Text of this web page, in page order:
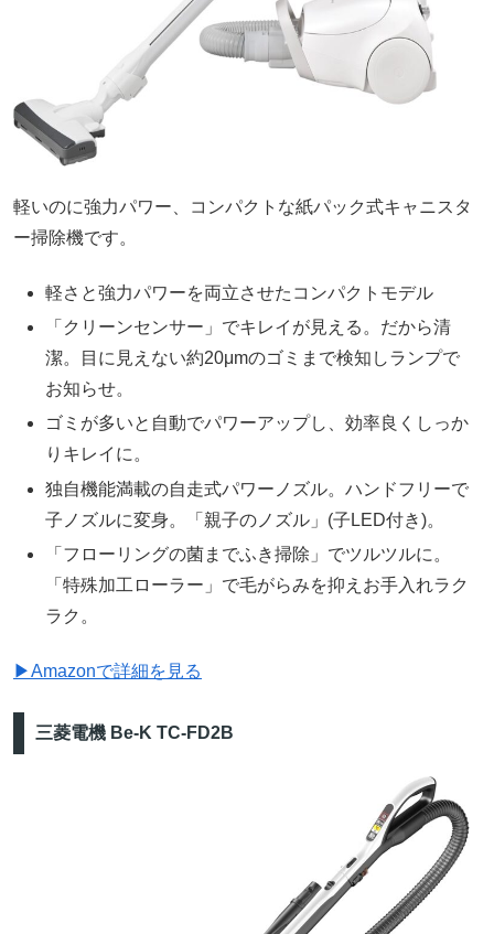
軽いのに強力パワー、コンパクトな紙パック式キャニスタ
ー掃除機です。
軽さと強力パワーを両立させたコンパクトモデル
「クリーンセンサー」でキレイが見える。だから清
潔。目に見えない約20μmのゴミまで検知しランプで
お知らせ。
ゴミが多いと自動でパワーアップし、効率良くしっか
りキレイに。
独自機能満載の自走式パワーノズル。ハンドフリーで
子ノズルに変身。「親子のノズル」(子LED付き)。
「フローリングの菌までふき掃除」でツルツルに。
「特殊加工ローラー」で毛がらみを抑えお手入れラク
ラク。
▶Amazonで詳細を見る
三菱電機 Be-K TC-FD2B